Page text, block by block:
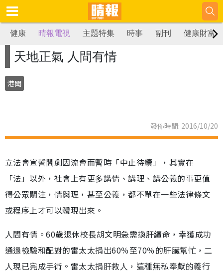
健康 晴報電視 主題特集 時事 副刊 健康財富
天地正氣 人間有情
港聞
發佈時間: 2016/10/20
立法會宣誓鬧劇因流會而暫時「中止待續」，其實在
「法」以外，社會上有更多講情、講理、講公義的事更值
得公眾關注，情與理，甚至公義，都不單在一些法律條文
或程序上才可以體現出來。
人間有情。60歲退休校長胡文明急需換肝續命，幸獲成功
通過檢驗和配對的雷太太捐出60％至70％的肝臟幫忙，二
人現已完成手術。雷太太捐肝救人，這種無私奉獻的義行